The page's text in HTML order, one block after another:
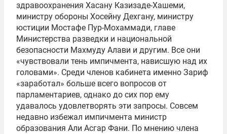
здравоохранения Хасану Казизаде-Хашеми,
министру обороны Хосейну Дехгану, министру
юстиции Мостафе Пур-Мохаммади, главе
Министерства разведки и национальной
безопасности Махмуду Алави и другим. Все они
«чувствовали тень импичмента, нависшую над их
головами». Среди членов кабинета именно Зариф
«заработал» больше всего вопросов от
парламентариев, однако до сих пор ему
удавалось удовлетворять эти запросы. Совсем
недавно избежал импичмента министр
образования Али Асгар Фани. По мнению члена